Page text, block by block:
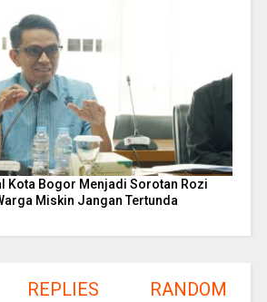
Kota Bogor Menjadi Sorotan Rozi
Miskin Jangan Tertunda
REPLIES RANDOM